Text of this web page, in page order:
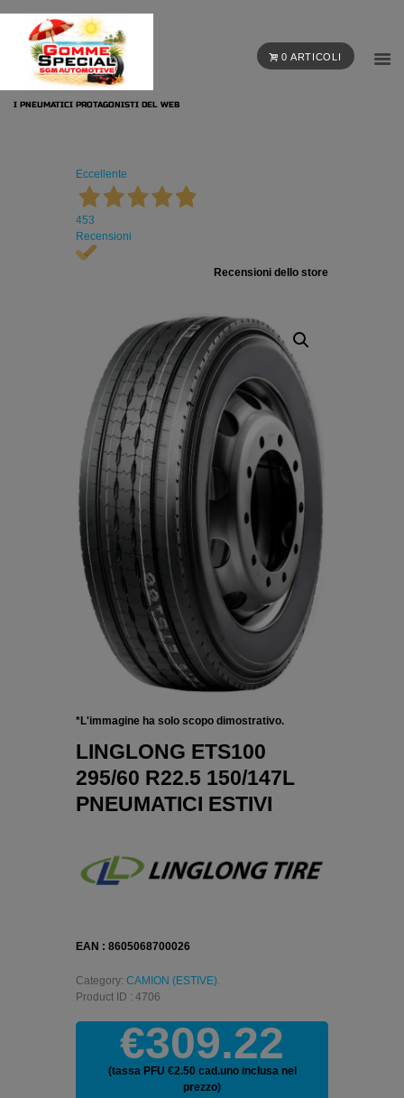
0 ARTICOLI
I PNEUMATICI PROTAGONISTI DEL WEB
Eccellente
453
Recensioni
Recensioni dello store
*L'immagine ha solo scopo dimostrativo.
LINGLONG ETS100
295/60 R22.5 150/147L
PNEUMATICI ESTIVI
EAN : 8605068700026
Category: CAMION (ESTIVE).
Product ID : 4706
€309.22
(tassa PFU €2.50 cad.uno inclusa nel
prezzo)